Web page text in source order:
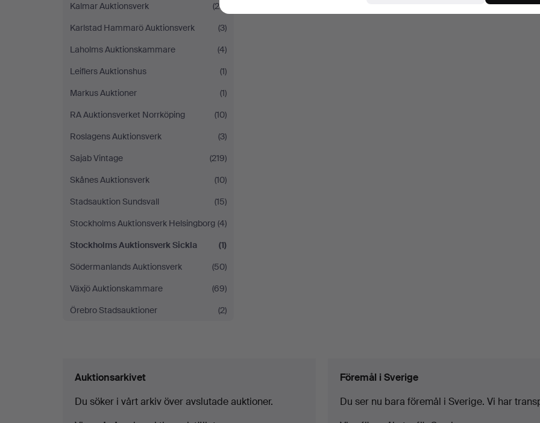
Kalmar Auktionsverk
(25)
Karlstad Hammarö Auktionsverk
(3)
Laholms Auktionskammare
(4)
Leiflers Auktionshus
(1)
Markus Auktioner
(1)
RA Auktionsverket Norrköping
(10)
Roslagens Auktionsverk
(3)
Sajab Vintage
(219)
Skånes Auktionsverk
(10)
Stadsauktion Sundsvall
(15)
Stockholms Auktionsverk Helsingborg (4)
Stockholms Auktionsverk Sickla
(1)
Södermanlands Auktionsverk
(50)
Växjö Auktionskammare
(69)
Örebro Stadsauktioner
(2)
Auktionsarkivet
Du söker i vårt arkiv över avslutade auktioner.
Föremål i Sverige
Du ser nu bara föremål i Sverige. Vi har